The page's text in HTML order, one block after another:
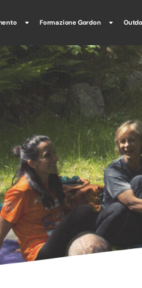
Formazione Gordon